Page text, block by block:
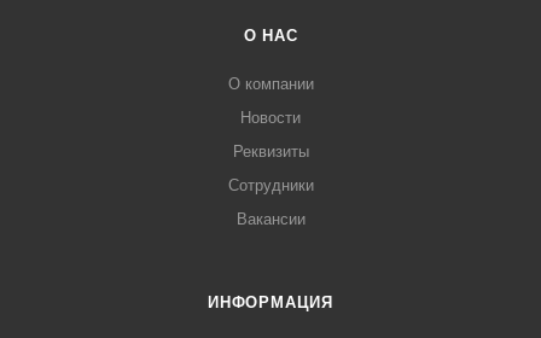
О НАС
О компании
Новости
Реквизиты
Сотрудники
Вакансии
ИНФОРМАЦИЯ